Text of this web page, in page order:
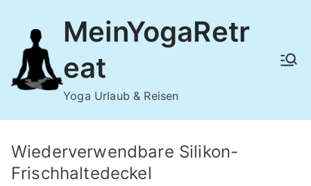
springen
MeinYogaRetr
eat
Yoga Urlaub & Reisen
Wiederverwendbare Silikon-
Frischhaltedeckel